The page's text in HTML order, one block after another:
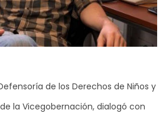
de los Derechos de Niños y
la Vicegobernación, dialogó con